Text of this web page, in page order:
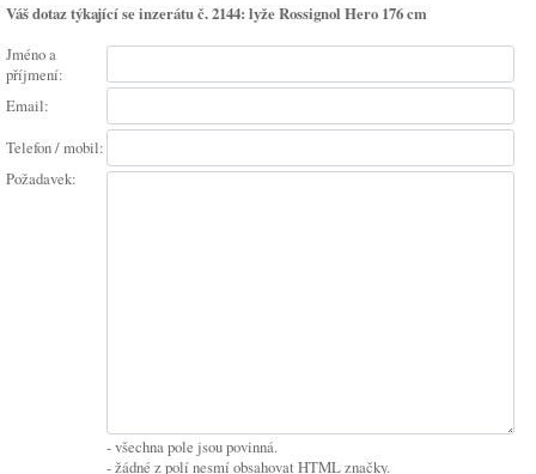
Váš dotaz týkající se inzerátu č. 2144: lyže Rossignol Hero 176 cm
Jméno a
příjmení:
Email:
Telefon / mobil:
Požadavek:
- všechna pole jsou povinná.
- žádné z polí nesmí obsahovat HTML značky.